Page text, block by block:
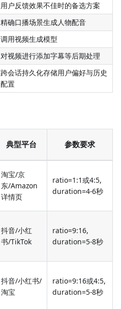
用户反馈效果不佳时的备选方案
精确口播场景生成人物配音
调用视频生成模型
对视频进行添加字幕等后期处理
跨会话持久化存储用户偏好与历史
配置
典型平台 参数要求
淘宝/京
东/Amazon
详情页
ratio=1:1或4:5,
duration=4-6秒
抖音/小红
书/TikTok
ratio=9:16,
duration=5-8秒
抖音/小红书/
淘宝
ratio=9:16或4:5,
duration=5-8秒